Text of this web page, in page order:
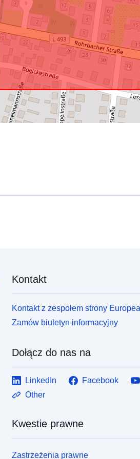
Kontakt
Kontakt z zespołem strony
Zamów biuletyn informacyjny
Dołącz do nas na
LinkedIn Facebook
Other
Kwestie prawne
Zastrzeżenia prawne